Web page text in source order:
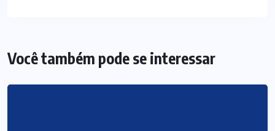
Você também pode se interessar